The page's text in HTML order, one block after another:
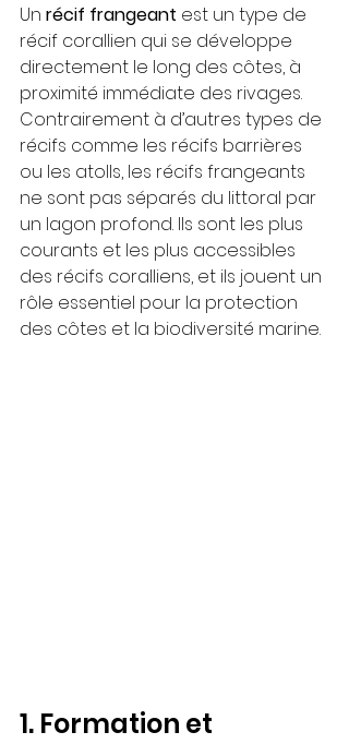
Un récif frangeant est un type de
récif corallien qui se développe
directement le long des côtes, à
proximité immédiate des rivages.
Contrairement à d’autres types de
récifs comme les récifs barrières
ou les atolls, les récifs frangeants
ne sont pas séparés du littoral par
un lagon profond. Ils sont les plus
courants et les plus accessibles
des récifs coralliens, et ils jouent un
rôle essentiel pour la protection
des côtes et la biodiversité marine.
1. Formation et